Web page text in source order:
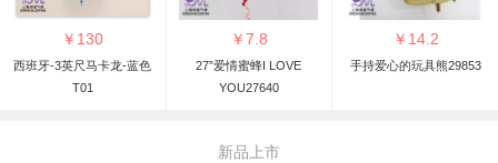
￥ 130
西班牙-3英尺马卡龙-蓝色
T01
￥7.8
27”爱情蜜蜂I LOVE
YOU27640
￥ 14.2
手持爱心的玩具熊29853
新品上市